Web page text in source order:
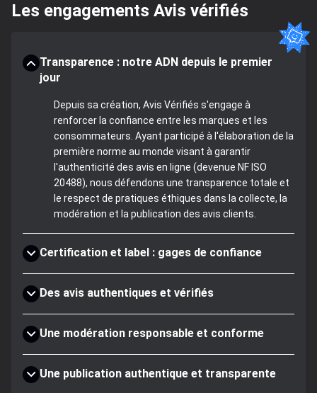
Les engagements Avis vérifiés
Transparence : notre ADN depuis le premier
jour
Depuis sa création, Avis Vérifiés s'engage à
renforcer la confiance entre les marques et les
consommateurs. Ayant participé à l'élaboration de la
première norme au monde visant à garantir
l'authenticité des avis en ligne (devenue NF ISO
20488), nous défendons une transparence totale et
le respect de pratiques éthiques dans la collecte, la
modération et la publication des avis clients.
Certification et label : gages de confiance
Des avis authentiques et vérifiés
Une modération responsable et conforme
Une publication authentique et transparente